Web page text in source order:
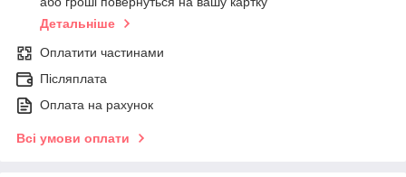
Детальніше
Оплатити частинами
Післяплата
Оплата на рахунок
Всі умови оплати